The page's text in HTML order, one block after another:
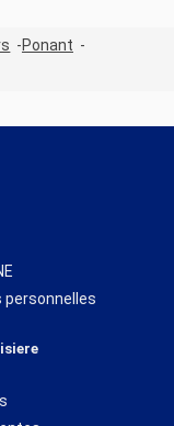
Ponant
personnelles